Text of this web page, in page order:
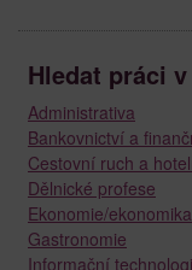
Hledat práci
Administrativa
Bankovnictví a
Cestovní ruch a
Dělnické profese
Ekonomie/ekonomika
Gastronomie
Informační